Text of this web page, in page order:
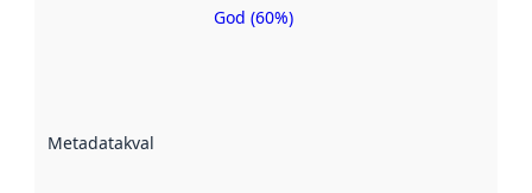
Metadatakvalitet
Metadatakvalitet
God (60%)